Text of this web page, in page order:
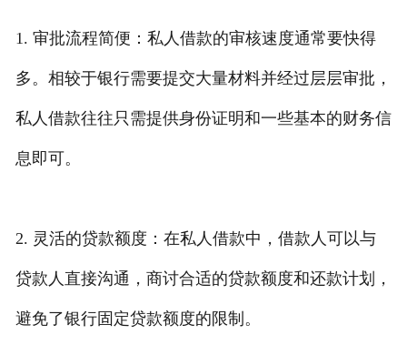
1. 审批流程简便：私人借款的审核速度通常要快得
多。相较于银行需要提交大量材料并经过层层审批，
私人借款往往只需提供身份证明和一些基本的财务信
息即可。
2. 灵活的贷款额度：在私人借款中，借款人可以与
贷款人直接沟通，商讨合适的贷款额度和还款计划，
避免了银行固定贷款额度的限制。